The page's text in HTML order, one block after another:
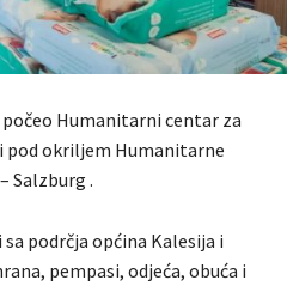
počeo Humanitarni centar za
pod okriljem Humanitarne
Salzburg .
podrčja općina Kalesija i
pempasi, odjeća, obuća i